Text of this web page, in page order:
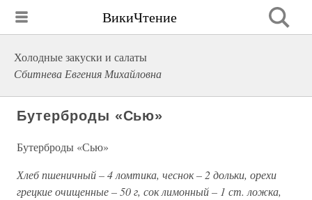
ВикиЧтение
Холодные закуски и салаты
Сбитнева Евгения Михайловна
Бутерброды «Сью»
Бутерброды «Сью»
Хлеб пшеничный – 4 ломтика, чеснок – 2 дольки, орехи
грецкие очищенные – 50 г, сок лимонный – 1 ст. ложка,